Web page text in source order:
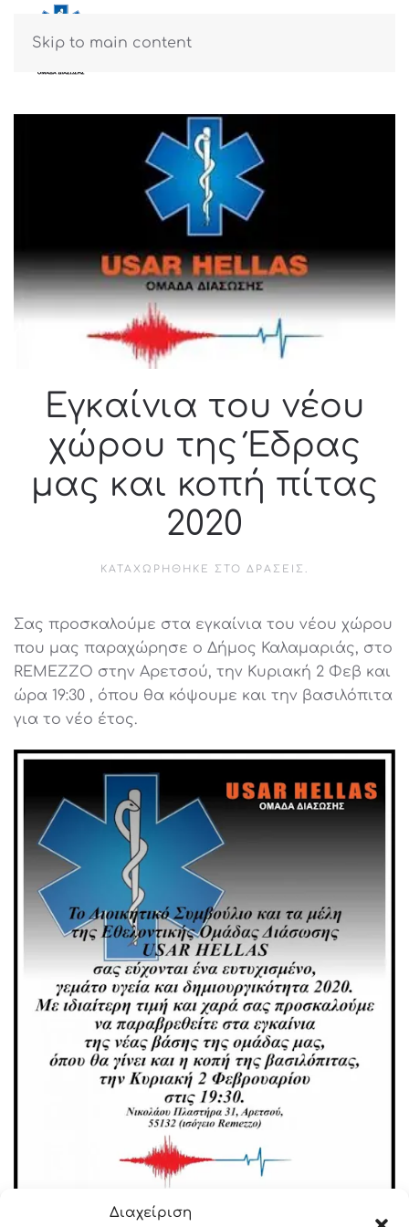
Διαχείριση
Skip to main content
Εγκαίνια του νέου
χώρου της Έδρας
μας και κοπή πίτας
2020
ΚΑΤΑΧΩΡΉΘΗΚΕ ΣΤΟ ΔΡΆΣΕΙΣ .
Σας προσκαλούμε στα εγκαίνια του νέου χώρου
που μας παραχώρησε ο Δήμος Καλαμαριάς, στο
REMEZZO στην Αρετσού, την Κυριακή 2 Φεβ και
ώρα 19:30 , όπου θα κόψουμε και την βασιλόπιτα
για το νέο έτος.